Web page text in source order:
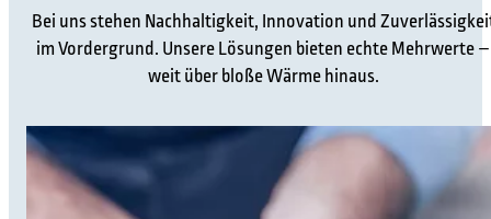
Bei uns stehen Nachhaltigkeit, Innovation und
im Vordergrund. Unsere Lösungen bieten echte Mehrwerte –
weit über bloße Wärme hinaus.